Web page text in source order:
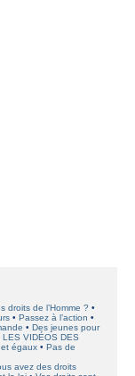
droits de l’Homme ?
Passez à l’action
Des jeunes pour
LES VIDÉOS DES
égaux
Pas de
avez des droits